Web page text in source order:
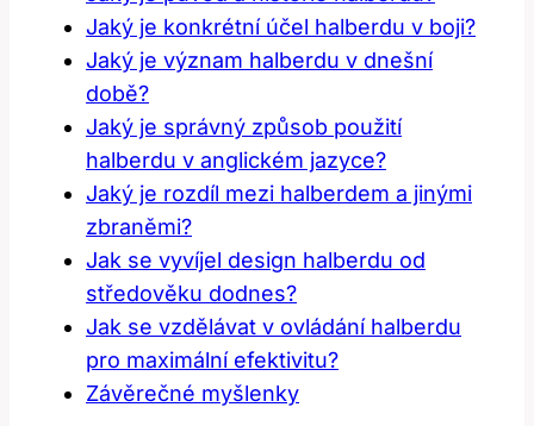
Jaký je konkrétní účel halberdu v​ boji?
Jaký je význam‍ halberdu v dnešní⁢
době?
Jaký ‌je správný způsob použití
halberdu v anglickém jazyce?
Jaký je‌ rozdíl ‌mezi halberdem a jinými
zbraněmi?
Jak se vyvíjel⁤ design halberdu od​
středověku ⁤dodnes?
Jak se ‍vzdělávat v ovládání halberdu
pro maximální efektivitu?
Závěrečné myšlenky